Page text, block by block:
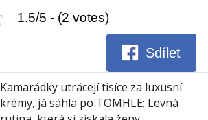
1.5/5 - (2 votes)
Sdílet
Kamarádky utrácejí tisíce za luxusní
krémy, já sáhla po TOMHLE: Levná